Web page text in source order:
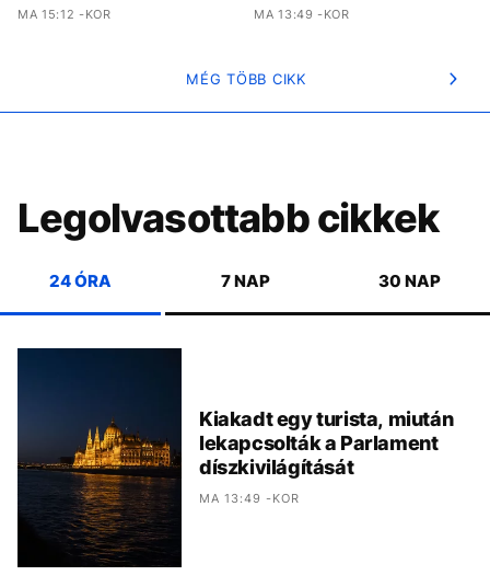
MA 15:12 -KOR MA 13:49 -KOR
MÉG TÖBB CIKK
Legolvasottabb cikkek
24 ÓRA 7 NAP 30 NAP
Kiakadt egy turista, miután
lekapcsolták a Parlament
díszkivilágítását
MA 13:49 -KOR